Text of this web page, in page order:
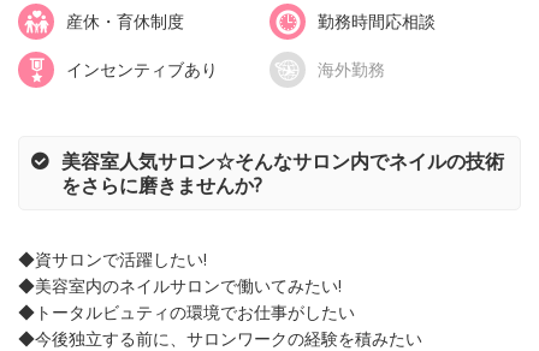
産休・育休制度 勤務時間応相談
インセンティブあり 海外勤務
美容室人気サロン☆そんなサロン内でネイルの技術
をさらに磨きませんか?
◆資サロンで活躍したい!
◆美容室内のネイルサロンで働いてみたい!
◆トータルビュティの環境でお仕事がしたい
◆今後独立する前に、サロンワークの経験を積みたい